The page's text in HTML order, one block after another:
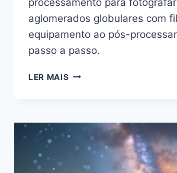
aglomerados globulares com
equipamento ao pós-
passo a passo.
LER MAIS AGLOMERADOS
OIII:
GUIA
PARA
ASTROFOTÓGRAFOS